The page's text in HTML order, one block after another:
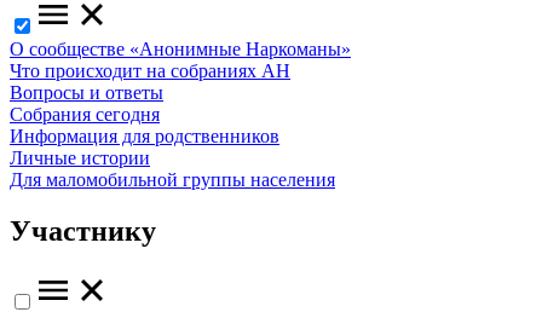
О сообществе «Анонимные Наркоманы»
Что происходит на собраниях АН
Вопросы и ответы
Собрания сегодня
Информация для родственников
Личные истории
Для маломобильной группы населения
Участнику